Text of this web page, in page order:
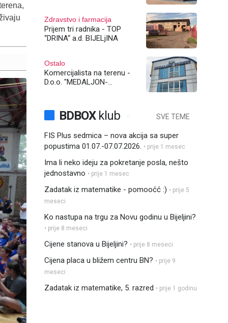
Zdravstvo i farmacija
Prijem tri radnika - TOP
“DRINA“ a.d. BIJELjINA
Ostalo
Komercijalista na terenu -
D.o.o. "MEDALJON-
BDBOXklub SVE TEME
FIS Plus sedmica – nova akcija sa super
popustima 01.07.-07.07.2026. • prije 1 mesec
Ima li neko ideju za pokretanje posla, nešto
jednostavno • prije 1 mesec
Zadatak iz matematike - pomooćć :) • prije 5
meseci
Ko nastupa na trgu za Novu godinu u Bijeljini?
• prije 8 meseci
Cijene stanova u Bijeljini? • prije 8 meseci
Cijena placa u bližem centru BN? • prije 9
meseci
Zadatak iz matematike, 5. razred • prije 1 godinu